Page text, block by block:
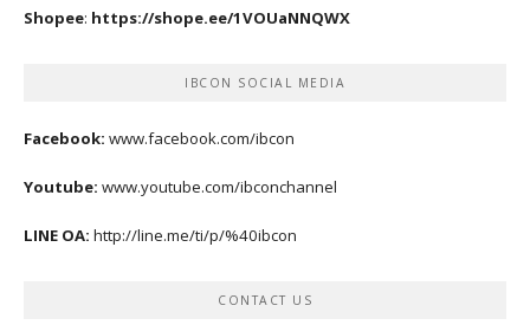
Shopee: https://shope.ee/1VOUaNNQWX
IBCON SOCIAL MEDIA
Facebook: www.facebook.com/ibcon
Youtube: www.youtube.com/ibconchannel
LINE OA: http://line.me/ti/p/%40ibcon
CONTACT US